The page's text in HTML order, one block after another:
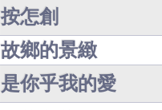
按怎創
故鄉的景緻
是你乎我的愛